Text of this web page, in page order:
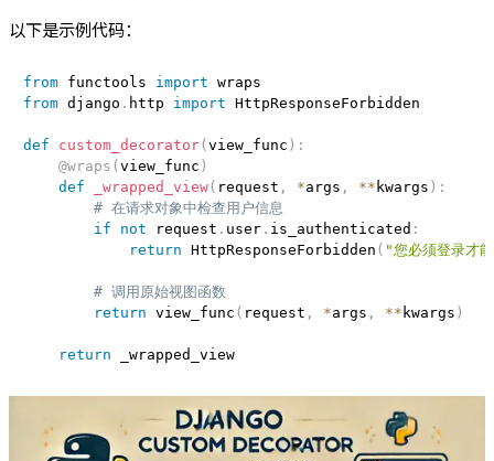
以下是示例代码：
from functools import
from django . http import HttpResponseForbidden
def custom_decorator(view_func ) :
@wraps (view_func )
def
_wrapped_view( request , *args , ** kwargs ) :
# 在请求对象中检查用户信息
if
not request . user. is_authenticated :
return HttpResponseForbidden ( "您必须登录才
# 调用原始视图函数
return view_func ( request , *args , ** kwargs )
return _wrapped_view